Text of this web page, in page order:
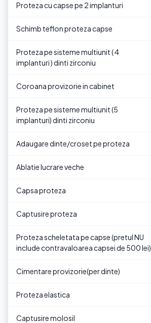
Proteza cu capse pe 2 implanturi
Schimb teflon proteza capse
Proteza pe sisteme multiunit ( 4
implanturi ) dinti zirconiu
Coroana provizorie in cabinet
Proteza pe sisteme multiunit (5
implanturi) dinti zirconiu
Adaugare dinte/croset pe proteza
Ablatie lucrare veche
Capsa proteza
Captusire proteza
Proteza scheletata pe capse (pretul NU
include contravaloarea capsei de 500 lei)
Cimentare provizorie(per dinte)
Proteza elastica
Captusire molosil